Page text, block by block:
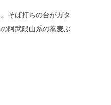
そば打ちの台がガタ
阿武隈山系の蕎麦ぶ